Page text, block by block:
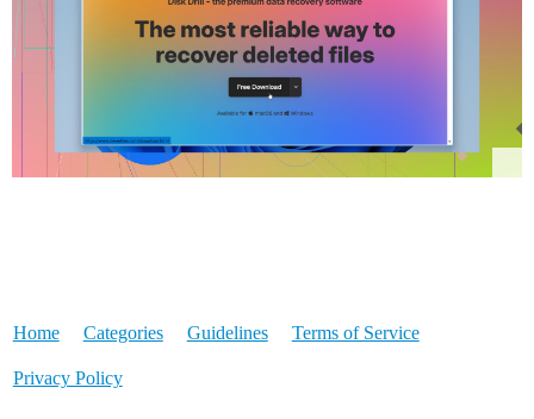
Home Categories Guidelines Terms of Service
Privacy Policy